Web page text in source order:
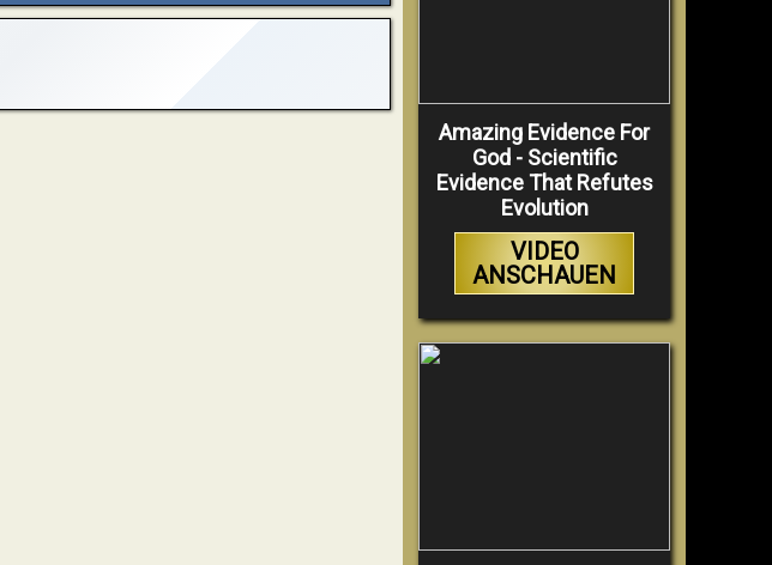
Amazing Evidence For
God - Scientific
Evidence That Refutes
Evolution
VIDEO
ANSCHAUEN